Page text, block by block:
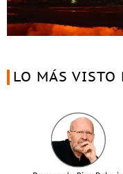
LO MÁS VISTO